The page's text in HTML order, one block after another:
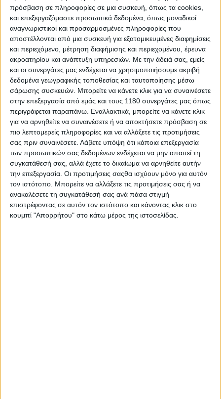
πρόσβαση σε πληροφορίες σε μια συσκευή, όπως τα cookies,
και επεξεργαζόμαστε προσωπικά δεδομένα, όπως μοναδικοί
αναγνωριστικοί και προσαρμοσμένες πληροφορίες που
αποστέλλονται από μια συσκευή για εξατομικευμένες διαφημίσεις
και περιεχόμενο, μέτρηση διαφήμισης και περιεχομένου, έρευνα
ακροατηρίου και ανάπτυξη υπηρεσιών. Με την άδειά σας, εμείς
και οι συνεργάτες μας ενδέχεται να χρησιμοποιήσουμε ακριβή
δεδομένα γεωγραφικής τοποθεσίας και ταυτοποίησης μέσω
σάρωσης συσκευών. Μπορείτε να κάνετε κλικ για να συναινέσετε
στην επεξεργασία από εμάς και τους 1180 συνεργάτες μας όπως
περιγράφεται παραπάνω. Εναλλακτικά, μπορείτε να κάνετε κλικ
για να αρνηθείτε να συναινέσετε ή να αποκτήσετε πρόσβαση σε
πιο λεπτομερείς πληροφορίες και να αλλάξετε τις προτιμήσεις
σας πριν συναινέσετε. Λάβετε υπόψη ότι κάποια επεξεργασία
των προσωπικών σας δεδομένων ενδέχεται να μην απαιτεί τη
συγκατάθεσή σας, αλλά έχετε το δικαίωμα να αρνηθείτε αυτήν
την επεξεργασία. Οι προτιμήσεις σαςθα ισχύουν μόνο για αυτόν
τον ιστότοπο. Μπορείτε να αλλάξετε τις προτιμήσεις σας ή να
ανακαλέσετε τη συγκατάθεσή σας ανά πάσα στιγμή
επιστρέφοντας σε αυτόν τον ιστότοπο και κάνοντας κλικ στο
κουμπί "Απορρήτου" στο κάτω μέρος της ιστοσελίδας.